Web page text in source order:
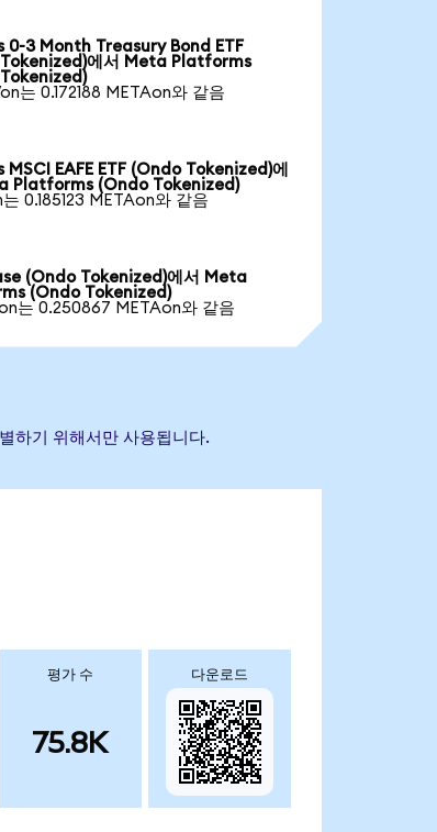
0-3 Month Treasury Bond ETF
에서 Meta Platforms
는 0.172188 METAon와 같음
MSCI EAFE ETF (Ondo Tokenized)에
Platforms (Ondo Tokenized)
는 0.185123 METAon와 같음
(Ondo Tokenized)에서 Meta
(Ondo Tokenized)
는 0.250867 METAon와 같음
하기 위해서만 사용됩니다.
평가 수
75.8K
다운로드